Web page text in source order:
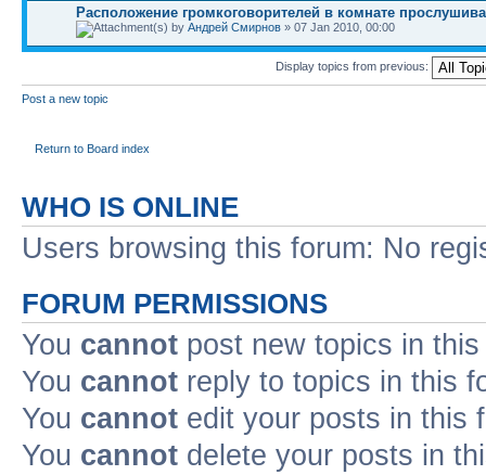
Расположение громкоговорителей в комнате
by Андрей Смирнов » 07 Jan 2010, 00:00
Display topics from previous:
Post a new topic
Return to Board index
WHO IS ONLINE
Users browsing this forum: No
FORUM PERMISSIONS
You cannot post new topics in
You cannot reply to topics in this
You cannot edit your posts in this
You cannot delete your posts in